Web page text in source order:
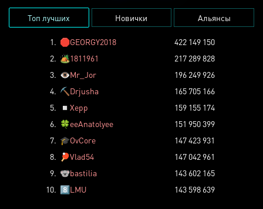
Топ лучших Новички Альянсы
1. 🛑GEORGY2018
422 149 150
2. 🏕️1811961
217 289 828
3. 👁️Mr_Jor
196 249 926
4. ⛏️ Drjusha
165 705 166
5.
◽ Xepp
159 155 174
6. 🍀eeAnatolyee
151 950 399
7. 🎓OvCore
147 423 931
8.
🏓Vlad54
147 042 961
9. 🐨bastilia
143 602 165
10. 8️⃣LMU 143 598 639